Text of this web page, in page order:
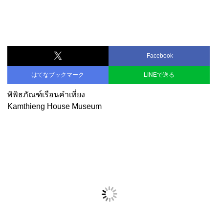
Facebook
はてなブックマーク LINEで送る
พิพิธภัณฑ์เรือนคำเที่ยง
Kamthieng House Museum